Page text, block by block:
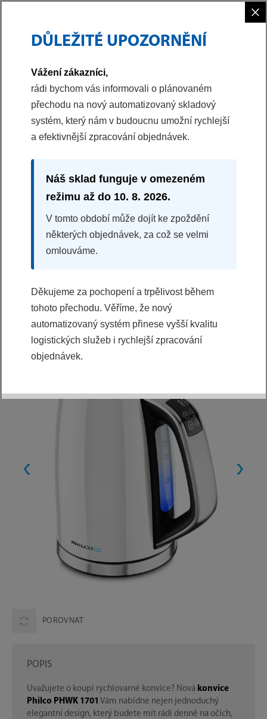
RYCHLOVARNÁ KONVICE
PHWK 1701
100% na základě 2 recenzí
Funkce udržení teploty
Různé barvy vodoznaku dle teploty vody
POROVNAT
POPIS
Uvažujete o koupi rychlovarné konvice? Nová konvice
Philco PHWK 1701 Vám nabídne nejen jednoduchý
elegantní design, který budete mít rádi denně na očích,
×
DŮLEŽITÉ UPOZORNĚNÍ
Vážení zákazníci,
rádi bychom vás informovali o plánovaném
přechodu na nový automatizovaný skladový
systém, který nám v budoucnu umožní rychlejší
a efektivnější zpracování objednávek.
Náš sklad funguje v omezeném
režimu až do 10. 8. 2026.
V tomto období může dojít ke zpoždění
některých objednávek, za což se velmi
omlouváme.
Děkujeme za pochopení a trpělivost během
tohoto přechodu. Věříme, že nový
automatizovaný systém přinese vyšší kvalitu
logistických služeb i rychlejší zpracování
objednávek.